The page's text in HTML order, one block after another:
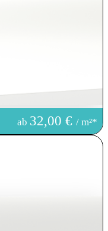
ab 32,00 €/ m²*